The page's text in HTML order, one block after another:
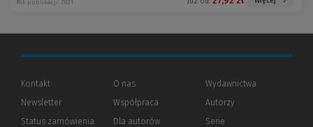
Rok publikacji: 2021
Kontakt
Newsletter
Status zamówienia
O nas
Współpraca
Dla autorów(Nowe
(Link
Wydawnictwa
Autorzy
Serie